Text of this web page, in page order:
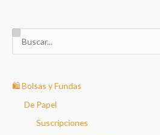
B
u
c
🛍️ Bolsas y Fundas
De Papel
Suscripciones